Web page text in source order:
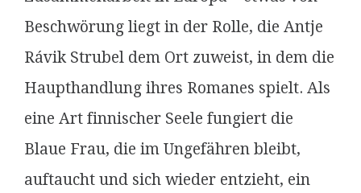
Beschwörung liegt in der Rolle, die Antje
Rávik Strubel dem Ort zuweist, in dem die
Haupthandlung ihres Romanes spielt. Als
eine Art finnischer Seele fungiert die
Blaue Frau, die im Ungefähren bleibt,
auftaucht und sich wieder entzieht, ein